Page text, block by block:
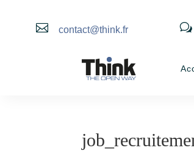
 contact@think.fr w